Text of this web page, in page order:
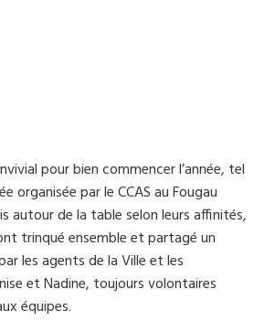
pour bien commencer l’année, tel
organisée par le CCAS au Fougau
autour de la table selon leurs affinités,
trinqué ensemble et partagé un
les agents de la Ville et les
et Nadine, toujours volontaires
équipes.